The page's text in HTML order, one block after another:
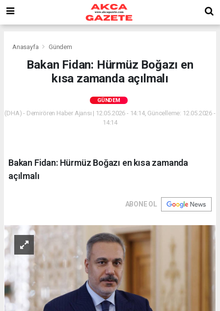
Anasayfa Gündem
Bakan Fidan: Hürmüz Boğazı en
kısa zamanda açılmalı
GÜNDEM
(DHA) - Demirören Haber Ajansı | 12.05.2026 - 14:14, Güncelleme: 12.05.2026 -
14:14
Bakan Fidan: Hürmüz Boğazı en kısa zamanda
açılmalı
ABONE OL